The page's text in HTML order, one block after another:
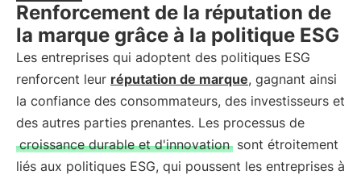
Renforcement de la réputation de
la marque grâce à la politique ESG
Les entreprises qui adoptent des politiques ESG
renforcent leur réputation de marque, gagnant ainsi
la confiance des consommateurs, des investisseurs et
des autres parties prenantes. Les processus de
croissance durable et d'innovation sont étroitement
liés aux politiques ESG, qui poussent les entreprises à